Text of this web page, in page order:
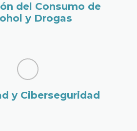
del Consumo de
y Drogas
y Ciberseguridad